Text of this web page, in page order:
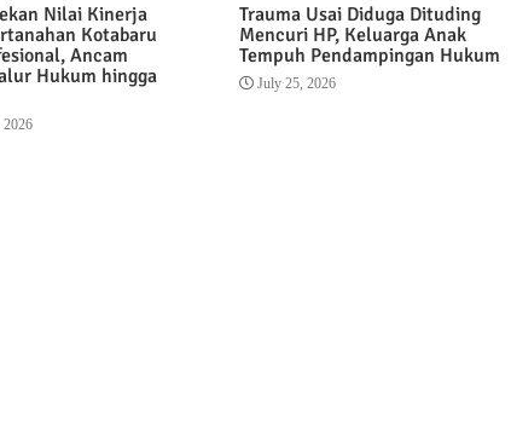
Nilai Kinerja
Kotabaru
Ancam
Hukum hingga
2026
Trauma Usai Diduga Dituding
Mencuri HP, Keluarga Anak
Tempuh Pendampingan Hukum
July 25, 2026